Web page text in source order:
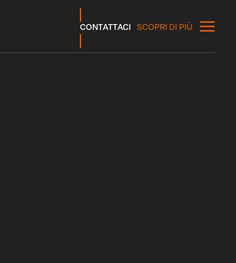
CONTATTACI SCOPRI DI PIÙ